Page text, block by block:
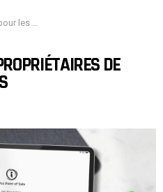
petites entreprises
DE